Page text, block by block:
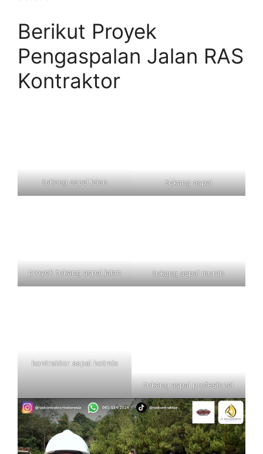
Berikut Proyek
Pengaspalan Jalan RAS
Kontraktor
tukang aspal jalan tukang aspal
proyek tukang aspal jalan tukang aspal murah
kontraktor aspal hotmix
tukang aspal profesional